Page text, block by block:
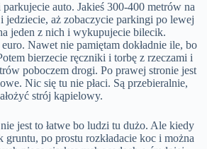
auto. Jakieś 300-400 metrów na
aż zobaczycie parkingi po lewej
jeden z nich i wykupujecie bilecik.
Nawet nie pamiętam dokładnie ile, bo
bierzecie ręczniki i torbę z rzeczami i
poboczem drogi. Po prawej stronie jest
Nic się tu nie płaci. Są przebieralnie,
strój kąpielowy.
jest to łatwe bo ludzi tu dużo. Ale kiedy
gruntu, po prostu rozkładacie koc i można